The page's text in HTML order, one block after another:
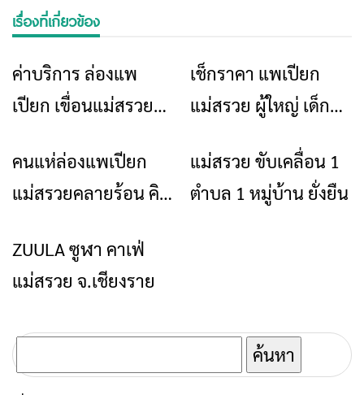
เรื่องที่เกี่ยวข้อง
ข่าวเชียงราย ท่องเที่ยว
ค่าบริการ ล่องแพ
เปียก เขื่อนแม่สรวย
ท่องเที่ยว
เช็กราคา แพเปียก
แม่สรวย ผู้ใหญ่ เด็ก
ข่าวเชียงราย
คนแห่ล่องแพเปียก
แม่สรวยคลายร้อน คิว
ข่าวเชียงราย
แม่สรวย ขับเคลื่อน 1
ตำบล 1 หมู่บ้าน ยั่งยืน
ท่องเที่ยว
ZUULA ซูฬา คาเฟ่
แม่สรวย จ.เชียงราย
ค้นหา
สำหรับ: